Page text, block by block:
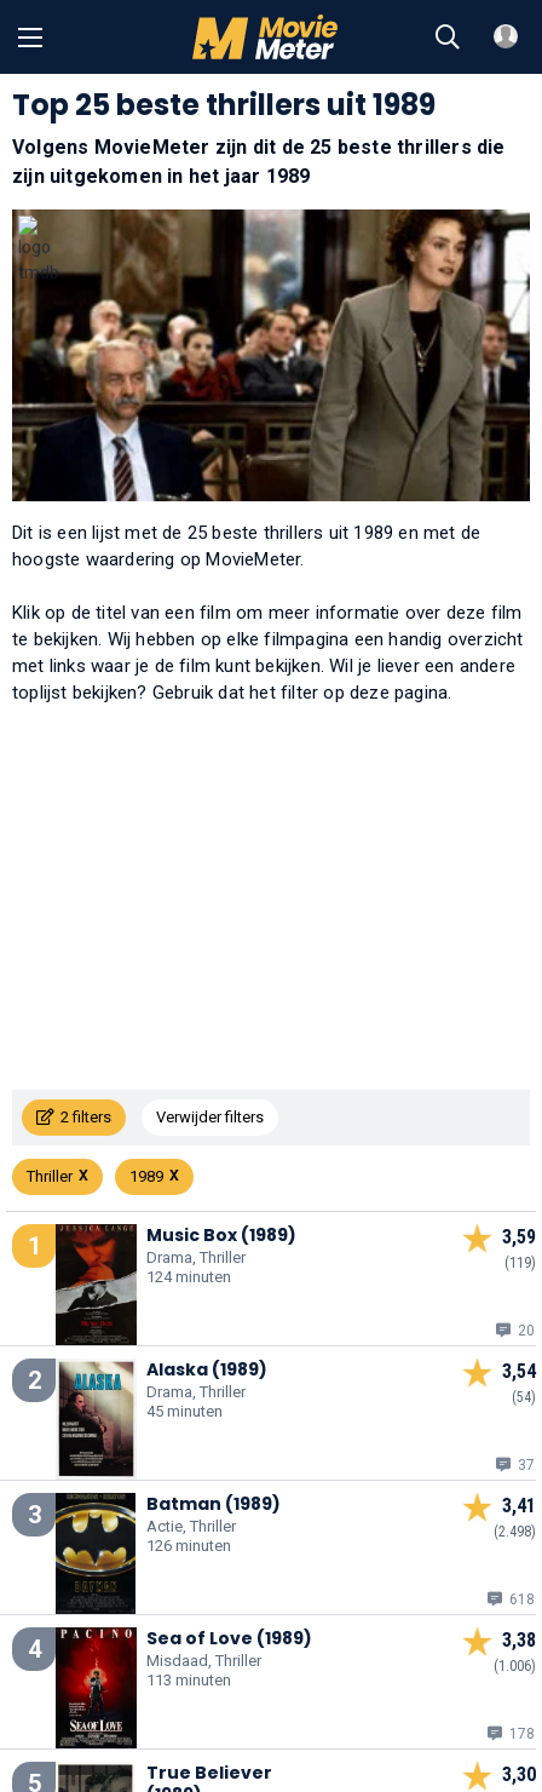
Top 25 beste thrillers uit 1989
Volgens MovieMeter zijn dit de 25 beste thrillers die
zijn uitgekomen in het jaar 1989
Dit is een lijst met de 25 beste thrillers uit 1989 en met de
hoogste waardering op MovieMeter.
Klik op de titel van een film om meer informatie over deze film
te bekijken. Wij hebben op elke filmpagina een handig overzicht
met links waar je de film kunt bekijken. Wil je liever een andere
toplijst bekijken? Gebruik dat het filter op deze pagina.
2 filters Verwijder filters
Thriller 1989
1 Music Box (1989)
Drama, Thriller
124 minuten
3,59
(119)
20
2 Alaska (1989)
Drama, Thriller
45 minuten
3,54
(54)
37
3 Batman (1989)
Actie, Thriller
126 minuten
3,41
(2.498)
618
4 Sea of Love (1989)
Misdaad, Thriller
113 minuten
3,38
(1.006)
178
5
True Believer
3,30